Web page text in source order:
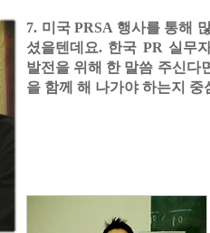
7. 미국 PRSA 행사를 통해
셨을텐데요. 한국 PR 실무
발전을 위해 한 말씀 주신다
을 함께 해 나가야 하는지 중